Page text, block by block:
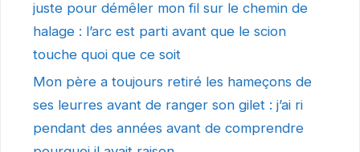
juste pour démêler mon fil sur le chemin de
halage : l’arc est parti avant que le scion
touche quoi que ce soit
Mon père a toujours retiré les hameçons de
ses leurres avant de ranger son gilet : j’ai ri
pendant des années avant de comprendre